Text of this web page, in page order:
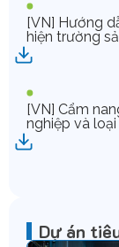
[VN] Hướng
hiện trường
[VN] Cẩm
nghiệp và
Dự án